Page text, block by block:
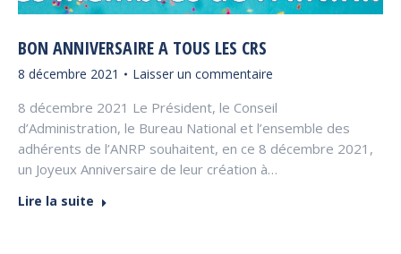
BON ANNIVERSAIRE A TOUS LES CRS
8 décembre 2021 Laisser un commentaire
8 décembre 2021 Le Président, le Conseil
d’Administration, le Bureau National et l’ensemble des
adhérents de l’ANRP souhaitent, en ce 8 décembre 2021,
un Joyeux Anniversaire de leur création à…
Lire la suite